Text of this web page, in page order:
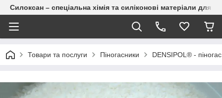
Силоксан – спеціальна хімія та силіконові матеріали для
Товари та послуги Піногасники DENSIPOL® -